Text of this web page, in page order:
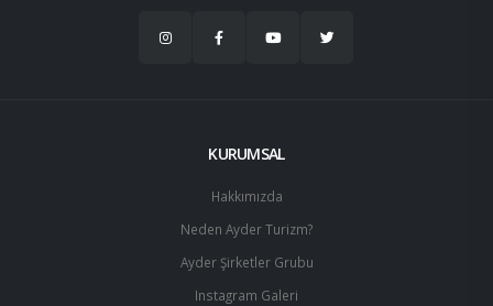
KURUMSAL
Hakkımızda
Neden Ayder Turizm?
Ayder Şirketler Grubu
Instagram Galeri